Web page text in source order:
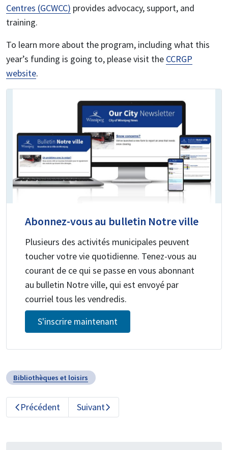
Centres (GCWCC) provides advocacy, support, and
training.
To learn more about the program, including what this
year’s funding is going to, please visit the CCRGP
website.
Abonnez-vous au bulletin Notre ville
Plusieurs des activités municipales peuvent
toucher votre vie quotidienne. Tenez-vous au
courant de ce qui se passe en vous abonnant
au bulletin Notre ville, qui est envoyé par
courriel tous les vendredis.
S'inscrire maintenant
Bibliothèques et loisirs
Précédent Suivant